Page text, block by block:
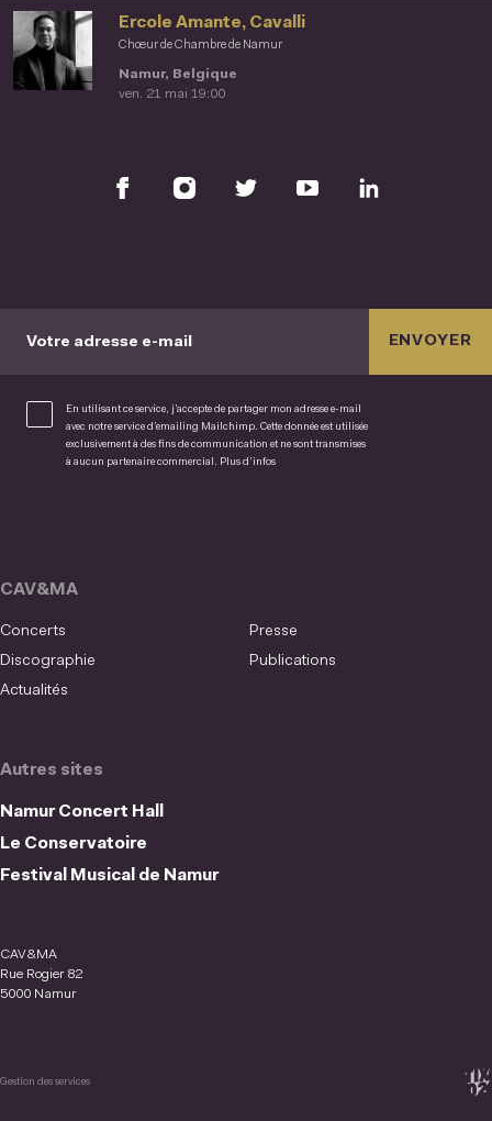
Chœur de Chambre de Namur
Ercole Amante, Cavalli
Namur, Belgique
ven. 21 mai 19:00
Votre adresse e-mail
En utilisant ce service, j’accepte de partager mon adresse e-mail
avec notre service d’emailing Mailchimp. Cette donnée est utilisée
exclusivement à des fins de communication et ne sont transmises
à aucun partenaire commercial. Plus d’infos
ENVOYER
Autres sites
Namur Concert Hall
Le Conservatoire
Festival Musical de Namur
CAV&MA
Concerts
Presse
Discographie
Publications
Actualités
CAV&MA
Rue Rogier 82
5000 Namur
Gestion des services